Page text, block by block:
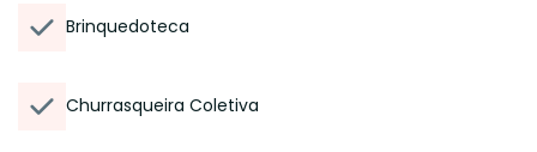
Brinquedoteca
Churrasqueira Coletiva